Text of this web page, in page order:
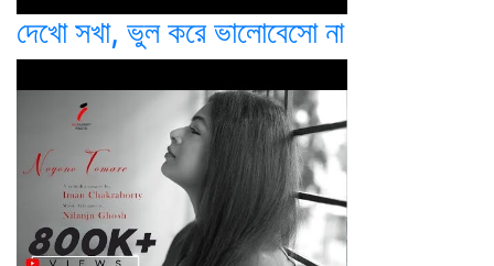
দেখো সখা, ভুল করে ভালোবেসো না